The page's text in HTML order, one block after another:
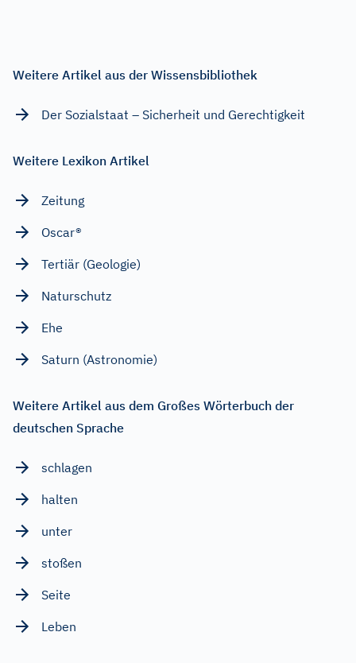
Weitere Artikel aus der Wissensbibliothek
Der Sozialstaat – Sicherheit und Gerechtigkeit
Weitere Lexikon Artikel
Zeitung
Oscar®
Tertiär (Geologie)
Naturschutz
Ehe
Saturn (Astronomie)
Weitere Artikel aus dem Großes Wörterbuch der
deutschen Sprache
schlagen
halten
unter
stoßen
Seite
Leben